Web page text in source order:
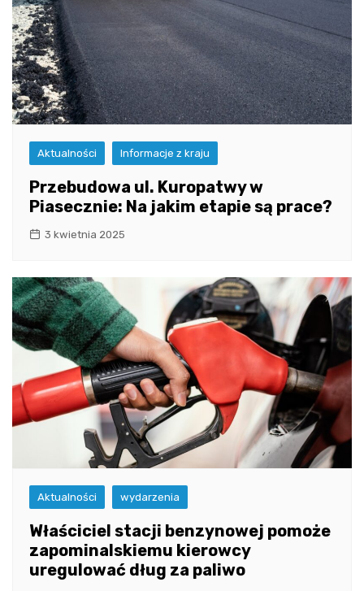
Aktualności Informacje z kraju
Przebudowa ul. Kuropatwy w
Piasecznie: Na jakim etapie są prace?
3 kwietnia 2025
Aktualności wydarzenia
Właściciel stacji benzynowej pomoże
zapominalskiemu kierowcy
uregulować dług za paliwo